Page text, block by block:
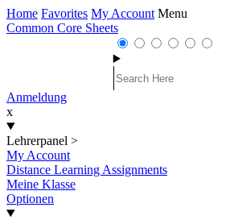
Home Favorites My Account Menu
Common Core Sheets
Anmeldung
x
Lehrerpanel >
My Account
Distance Learning Assignments
Meine Klasse
Optionen